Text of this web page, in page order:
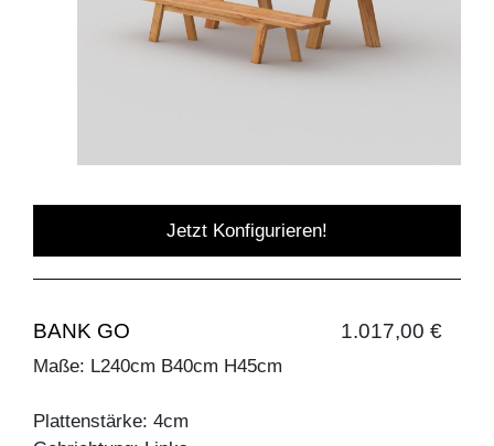
Jetzt Konfigurieren!
BANK GO 1.017,00 €
Maße: L240cm B40cm H45cm
Plattenstärke: 4cm